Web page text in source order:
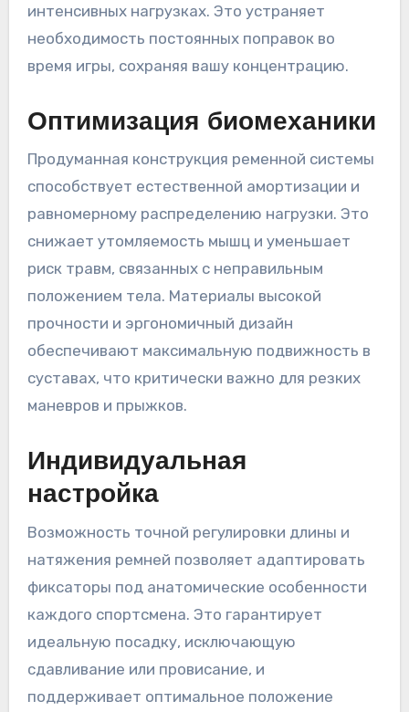
интенсивных нагрузках. Это устраняет
необходимость постоянных поправок во
время игры, сохраняя вашу концентрацию.
Оптимизация биомеханики
Продуманная конструкция ременной системы
способствует естественной амортизации и
равномерному распределению нагрузки. Это
снижает утомляемость мышц и уменьшает
риск травм, связанных с неправильным
положением тела. Материалы высокой
прочности и эргономичный дизайн
обеспечивают максимальную подвижность в
суставах, что критически важно для резких
маневров и прыжков.
Индивидуальная
настройка
Возможность точной регулировки длины и
натяжения ремней позволяет адаптировать
фиксаторы под анатомические особенности
каждого спортсмена. Это гарантирует
идеальную посадку, исключающую
сдавливание или провисание, и
поддерживает оптимальное положение